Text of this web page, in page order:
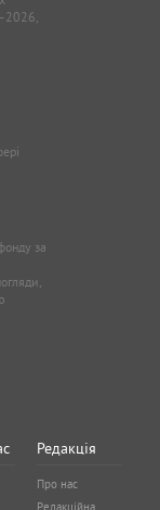
Редакційна
політика